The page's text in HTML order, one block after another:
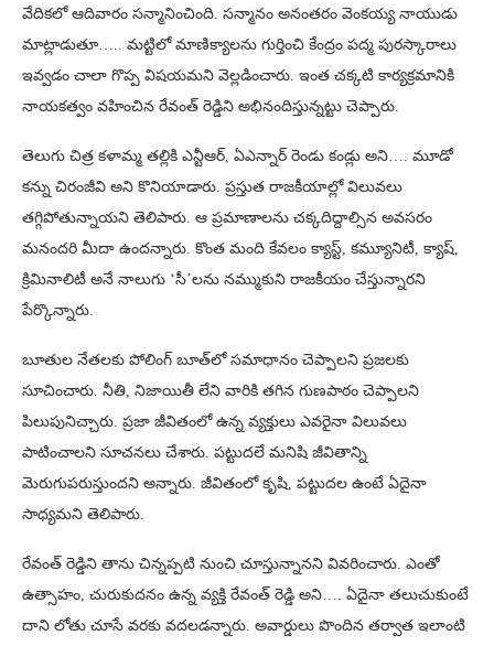
వేదికలో ఆదివారం సన్మానించింది. సన్మానం అనంతరం వెంకయ్య నాయుడు
మాట్లాడుతూ….. మట్టిలో మాణిక్యాలను గుర్తించి కేంద్రం పద్మ పురస్కారాలు
ఇవ్వడం చాలా గొప్ప విషయమని వెల్లడించారు. ఇంత చక్కటి కార్యక్రమానికి
నాయకత్వం వహించిన రేవంత్ రెడ్డిని అభినందిస్తున్నట్టు చెప్పారు.
తెలుగు చిత్ర కళామ్మ తల్లికి ఎన్టీఆర్, ఏఎన్నార్ రెండు కండ్లు అని…. మూడో
కన్ను చిరంజీవి అని కొనియాడారు. ప్రస్తుత రాజకీయాల్లో విలువలు
తగ్గిపోతున్నాయని తెలిపారు. ఆ ప్రమాణాలను చక్కదిద్దాల్సిన అవసరం
మనందరి మీదా ఉందన్నారు. కొంత మంది కేవలం క్యాస్ట్, కమ్యూనిటీ, క్యాష్,
క్రిమినాలిటీ అనే నాలుగు ‘సీ’లను నమ్ముకుని రాజకీయం చేస్తున్నారని
పేర్కొన్నారు.
బూతుల నేతలకు పోలింగ్ బూత్‌లో సమాధానం చెప్పాలని ప్రజలకు
సూచించారు. నీతి, నిజాయితీ లేని వారికి తగిన గుణపాఠం చెప్పాలని
పిలుపునిచ్చారు. ప్రజా జీవితంలో ఉన్న వ్యక్తులు ఎవరైనా విలువలు
పాటించాలని సూచనలు చేశారు. పట్టుదలే మనిషి జీవితాన్ని
మెరుగుపరుస్తుందని అన్నారు. జీవితంలో కృషి, పట్టుదల ఉంటే ఏదైనా
సాధ్యమని తెలిపారు.
రేవంత్ రెడ్డిని తాను చిన్నప్పటి నుంచి చూస్తున్నానని వివరించారు. ఎంతో
ఉత్సాహం, చురుకుదనం ఉన్న వ్యక్తి రేవంత్ రెడ్డి అని…. ఏదైనా తలుచుకుంటే
దాని లోతు చూసే వరకు వదలడన్నారు. అవార్డులు పొందిన తర్వాత ఇలాంటి